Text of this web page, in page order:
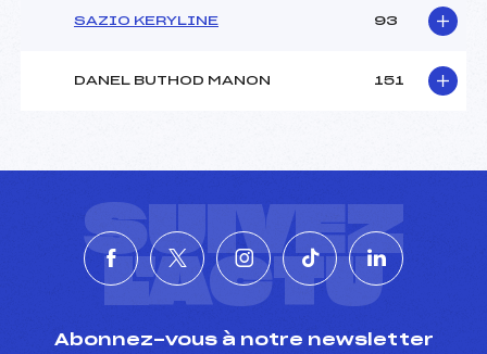
SAZIO KERYLINE 93
DANEL BUTHOD MANON 151
SUIVEZ
L'ACTU
Abonnez-vous à notre newsletter